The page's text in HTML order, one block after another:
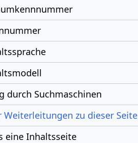
durch Suchmaschinen
Weiterleitungen zu dieser Seite
eine Inhaltsseite